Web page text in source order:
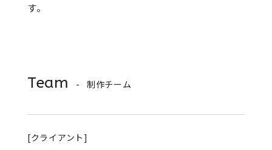
す。
Team 制作チーム
[クライアント]